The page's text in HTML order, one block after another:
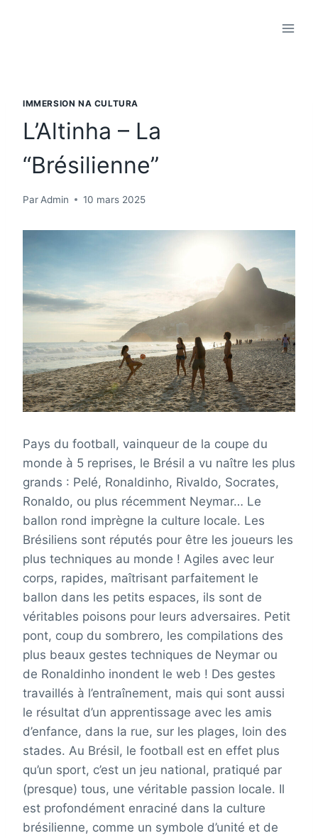
IMMERSION NA CULTURA
L’Altinha – La
“Brésilienne”
Par Admin 10 mars 2025
Pays du football, vainqueur de la coupe du
monde à 5 reprises, le Brésil a vu naître les plus
grands : Pelé, Ronaldinho, Rivaldo, Socrates,
Ronaldo, ou plus récemment Neymar… Le
ballon rond imprègne la culture locale. Les
Brésiliens sont réputés pour être les joueurs les
plus techniques au monde ! Agiles avec leur
corps, rapides, maîtrisant parfaitement le
ballon dans les petits espaces, ils sont de
véritables poisons pour leurs adversaires. Petit
pont, coup du sombrero, les compilations des
plus beaux gestes techniques de Neymar ou
de Ronaldinho inondent le web ! Des gestes
travaillés à l’entraînement, mais qui sont aussi
le résultat d’un apprentissage avec les amis
d’enfance, dans la rue, sur les plages, loin des
stades. Au Brésil, le football est en effet plus
qu’un sport, c’est un jeu national, pratiqué par
(presque) tous, une véritable passion locale. Il
est profondément enraciné dans la culture
brésilienne, comme un symbole d’unité et de